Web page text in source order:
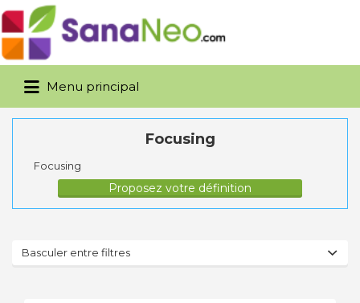
Rechercher:
Menu principal
Focusing
Focusing
Proposez votre définition
Basculer entre filtres